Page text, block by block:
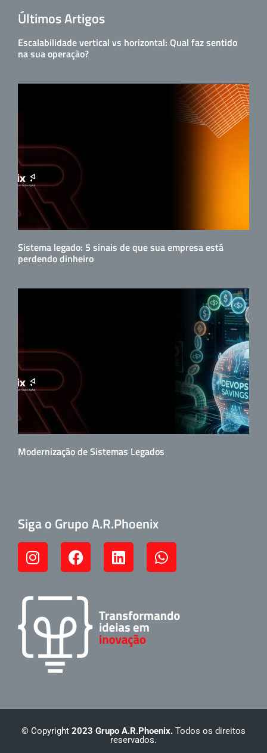
Últimos Artigos
Escalabilidade vertical vs horizontal: Qual faz sentido
na sua operação?
Sistema legado: 5 sinais de que sua empresa está
perdendo dinheiro
Modernização de Sistemas Legados
Siga o Grupo A.R.Phoenix
© Copyright 2023 Grupo A.R.Phoenix. Todos os direitos
reservados.